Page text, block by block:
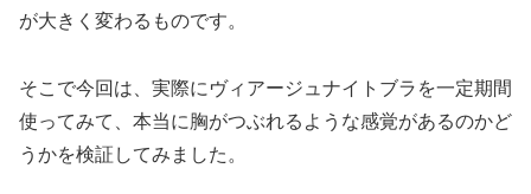
が大きく変わるものです。
そこで今回は、実際にヴィアージュナイトブラを一定期間
使ってみて、本当に胸がつぶれるような感覚があるのかど
うかを検証してみました。